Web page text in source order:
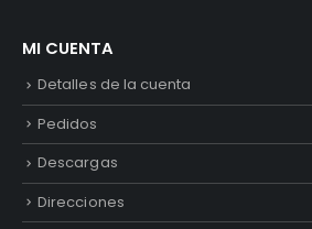
MI CUENTA
Detalles de la cuenta
Pedidos
Descargas
Direcciones